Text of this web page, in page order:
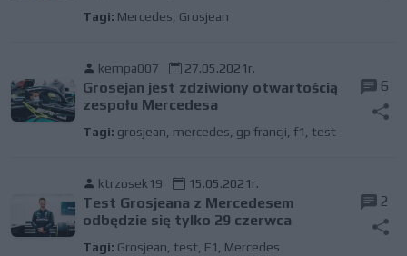
Tagi: Mercedes Grosjean
kempa007 27.05.2021r.
Grosejan jest zdziwiony otwartością
zespołu Mercedesa
Tagi: grosjean mercedes gp francji f1 test
6
ktrzosek19 15.05.2021r.
Test Grosjeana z Mercedesem
odbędzie się tylko 29 czerwca
Tagi: Grosjean test F1 Mercedes
2